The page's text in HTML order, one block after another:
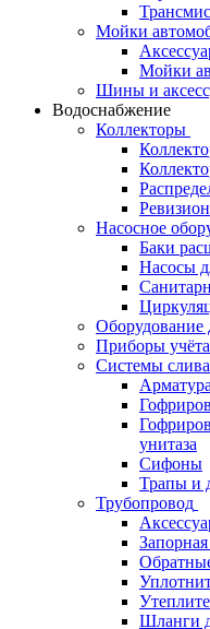
Мойки
Мойки
Шины и
Водоснабжение
Коллекторы
Насосное
Баки
Насосы
Оборудование
Приборы
Системы слива
унитаза
Сифоны
Трапы и
Трубопровод
Шланги